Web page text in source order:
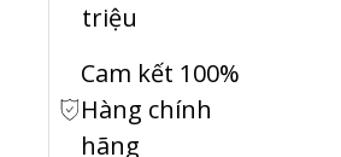
triệu
Cam kết 100%
Hàng chính
hãng